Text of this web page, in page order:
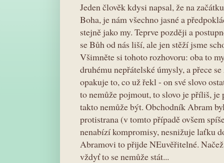
Jeden člověk kdysi napsal, že na
Boha, je nám všechno jasné a
stejně jako my. Teprve později a
se Bůh od nás liší, ale jen stěží jsme
Všimněte si tohoto rozhovoru: oba to
druhému nepřátelské úmysly, a přece
opakuje to, co už řekl - on své slovo
to nemůže pojmout, to slovo je příliš, je
takto nemůže být. Obchodník Abram
protistrana (v tomto případě ovšem
nenabízí kompromisy, nesnižuje laťku
Abramovi to přijde NEuvěřitelné.
vždyť to se nemůže stát...